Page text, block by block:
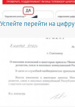
Успейте перейти на цифру